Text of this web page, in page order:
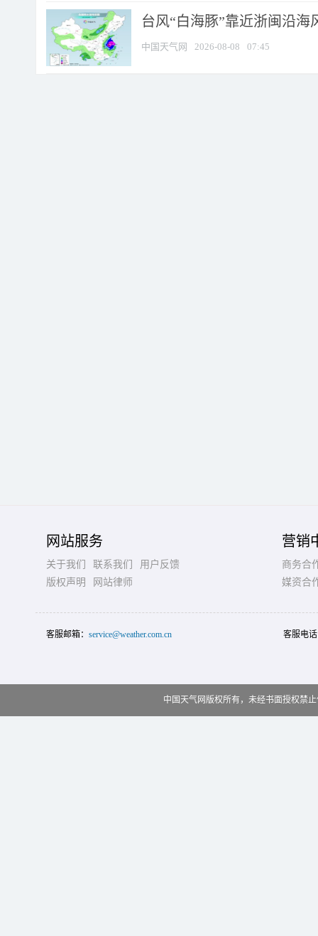
台风“白海豚”靠近浙闽沿
中国天气网 2026-08-08 07:45
网站服务
关于我们 联系我们
用户反馈
版权声明
网站律师
营销
商务合
媒资合
客服邮箱： service@weather.com.cn 客服电
中国天气网版权所有，未经书面授权